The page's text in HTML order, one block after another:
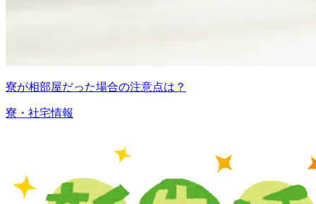
寮が相部屋だった場合の注意点は？
寮・社宅情報